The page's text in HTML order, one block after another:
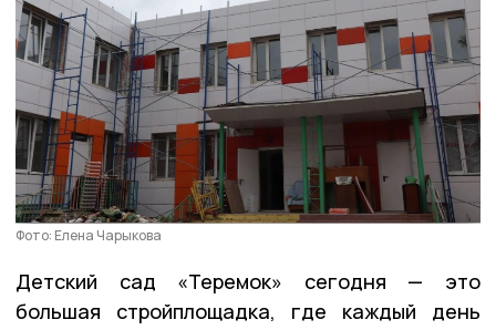
Фото: Елена Чарыкова
Детский сад «Теремок» сегодня — это
большая стройплощадка, где каждый день